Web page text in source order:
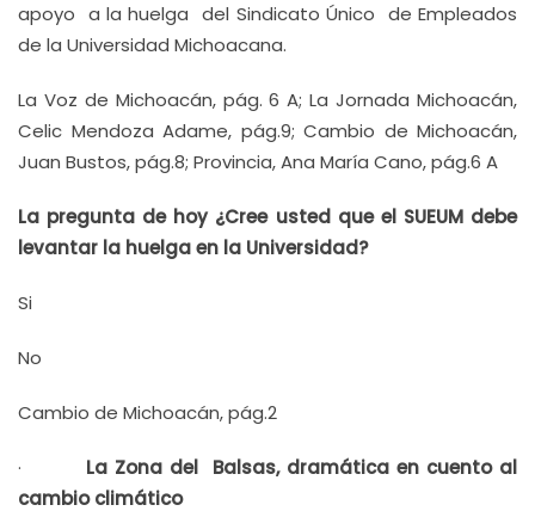
apoyo a la huelga del Sindicato Único de Empleados
de la Universidad Michoacana.
La Voz de Michoacán, pág. 6 A; La Jornada Michoacán,
Celic Mendoza Adame, pág.9; Cambio de Michoacán,
Juan Bustos, pág.8; Provincia, Ana María Cano, pág.6 A
La pregunta de hoy ¿Cree usted que el SUEUM debe
levantar la huelga en la Universidad?
Si
No
Cambio de Michoacán, pág.2
· La Zona del Balsas, dramática en cuento al
cambio climático